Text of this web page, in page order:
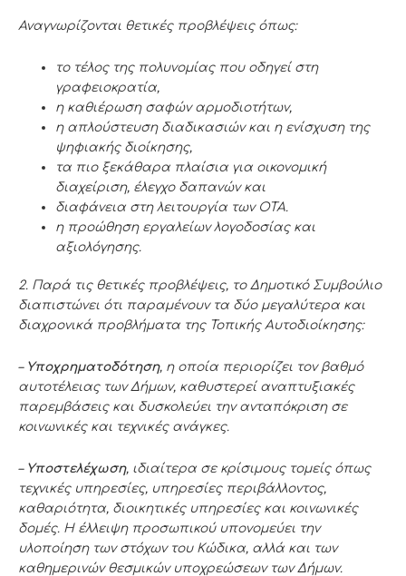
Αναγνωρίζονται θετικές προβλέψεις όπως:
το τέλος της πολυνομίας που οδηγεί στη
γραφειοκρατία,
η καθιέρωση σαφών αρμοδιοτήτων,
η απλούστευση διαδικασιών και η ενίσχυση της
ψηφιακής διοίκησης,
τα πιο ξεκάθαρα πλαίσια για οικονομική
διαχείριση, έλεγχο δαπανών και
διαφάνεια στη λειτουργία των ΟΤΑ.
η προώθηση εργαλείων λογοδοσίας και
αξιολόγησης.
2. Παρά τις θετικές προβλέψεις, το Δημοτικό Συμβούλιο
διαπιστώνει ότι παραμένουν τα δύο μεγαλύτερα και
διαχρονικά προβλήματα της Τοπικής Αυτοδιοίκησης:
– Υποχρηματοδότηση, η οποία περιορίζει τον βαθμό
αυτοτέλειας των Δήμων, καθυστερεί αναπτυξιακές
παρεμβάσεις και δυσκολεύει την ανταπόκριση σε
κοινωνικές και τεχνικές ανάγκες.
– Υποστελέχωση, ιδιαίτερα σε κρίσιμους τομείς όπως
τεχνικές υπηρεσίες, υπηρεσίες περιβάλλοντος,
καθαριότητα, διοικητικές υπηρεσίες και κοινωνικές
δομές. Η έλλειψη προσωπικού υπονομεύει την
υλοποίηση των στόχων του Κώδικα, αλλά και των
καθημερινών θεσμικών υποχρεώσεων των Δήμων.